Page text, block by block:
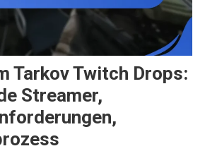
Tarkov Twitch Drops:
Streamer,